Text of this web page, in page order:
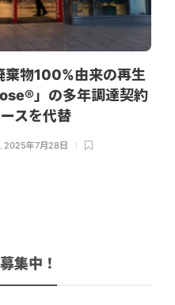
棄物100%由来の再生
」の多年調達契約
スを代替
, 2025年7月28日
集中！